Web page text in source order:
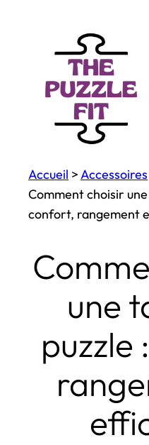
Accueil >Accessoires
Comment choisir
confort, rangement
une
puzzle